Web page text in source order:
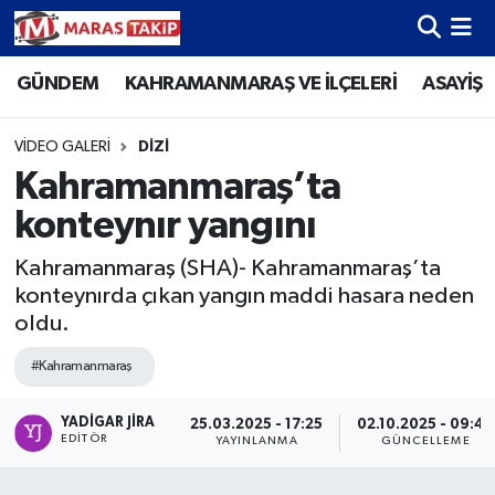
GÜNDEM KAHRAMANMARAŞ VE İLÇELERİ ASAYİŞ
VIDEO GALERI DIZI
Kahramanmaraş’ta
konteynır yangını
Kahramanmaraş (SHA)- Kahramanmaraş’ta
konteynırda çıkan yangın maddi hasara neden
oldu.
#Kahramanmaraş
YADIGAR JIRA
EDITÖR
25.03.2025 - 17:25
YAYINLANMA
02.10.2025 - 09:44
GÜNCELLEME
Kahramanmaraş Nöbetçi Eczaneler
Kahramanmaraş Hava Durumu
Kahramanmaraş Namaz Vakitleri
Süper Lig Puan Durumu ve Fikstür
Tüm Manşetler
Son Dakika Haberleri